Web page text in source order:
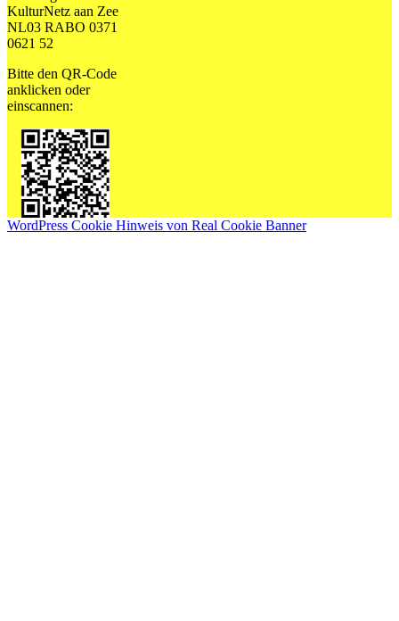
KulturNetz aan Zee
NL03 RABO 0371
0621 52
Bitte den QR-Code
anklicken oder
einscannen:
WordPress Cookie Hinweis von Real Cookie Banner